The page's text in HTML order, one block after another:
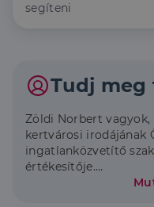
segíteni
Tudj
Zöldi Norbert vagyok,
kertvárosi irodájának
ingatlanközvetítő
értékesítője.
A kerület a szívem